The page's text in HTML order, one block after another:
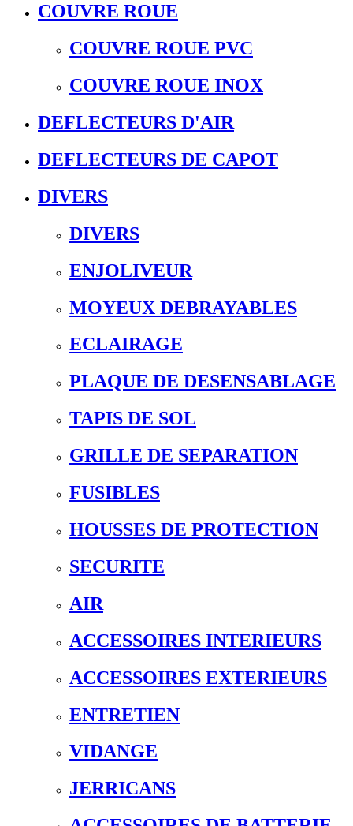
COUVRE ROUE
COUVRE ROUE PVC
COUVRE ROUE INOX
DEFLECTEURS D'AIR
DEFLECTEURS DE CAPOT
DIVERS
DIVERS
ENJOLIVEUR
MOYEUX DEBRAYABLES
ECLAIRAGE
PLAQUE DE DESENSABLAGE
TAPIS DE SOL
GRILLE DE SEPARATION
FUSIBLES
HOUSSES DE PROTECTION
SECURITE
AIR
ACCESSOIRES INTERIEURS
ACCESSOIRES EXTERIEURS
ENTRETIEN
VIDANGE
JERRICANS